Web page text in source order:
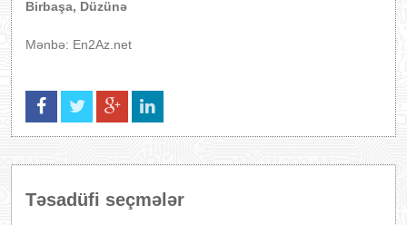
Birbaşa, Düzünə
Mənbə: En2Az.net
Təsadüfi seçmələr